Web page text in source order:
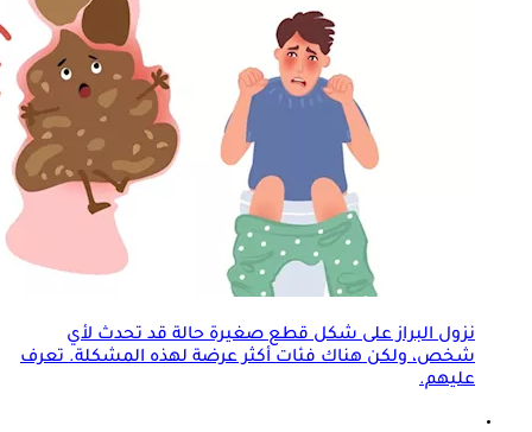
نزول البراز على شكل قطع صغيرة حالة قد تحدث لأي
شخص، ولكن هناك فئات أكثر عرضة لهذه المشكلة. تعرف
عليهم.